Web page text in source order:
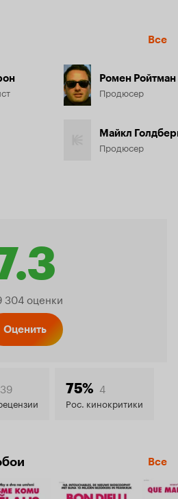
Все
Ромен Ройтман
Продюсер
Майкл
Продюсер
304 оценки
Оценить
39 75% 4
Рос. кинокритики
Все